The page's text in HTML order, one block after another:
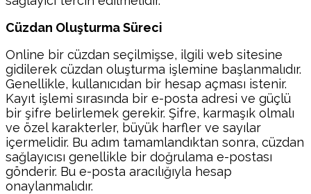
Cüzdan Oluşturma Süreci
Online bir cüzdan seçilmişse, ilgili web sitesine
gidilerek cüzdan oluşturma işlemine başlanmalıdır.
Genellikle, kullanıcıdan bir hesap açması istenir.
Kayıt işlemi sırasında bir e-posta adresi ve güçlü
bir şifre belirlemek gerekir. Şifre, karmaşık olmalı
ve özel karakterler, büyük harfler ve sayılar
içermelidir. Bu adım tamamlandıktan sonra, cüzdan
sağlayıcısı genellikle bir doğrulama e-postası
gönderir. Bu e-posta aracılığıyla hesap
onaylanmalıdır.